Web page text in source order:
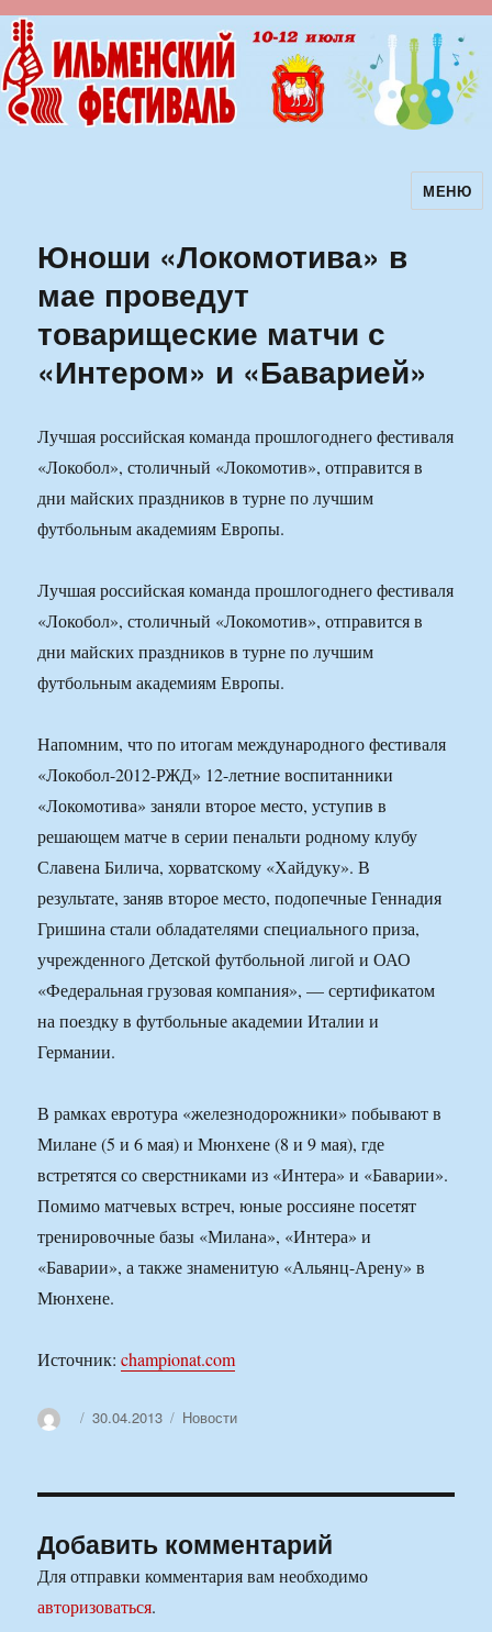
Ильменский фестиваль авторскойМЕНЮ
Юноши «Локомотива» в
мае проведут
товарищеские матчи с
«Интером» и «Баварией»
Лучшая российская команда прошлогоднего фестиваля
«Локобол», столичный «Локомотив», отправится в
дни майских праздников в турне по лучшим
футбольным академиям Европы.
Лучшая российская команда прошлогоднего фестиваля
«Локобол», столичный «Локомотив», отправится в
дни майских праздников в турне по лучшим
футбольным академиям Европы.
Напомним, что по итогам международного фестиваля
«Локобол-2012-РЖД» 12-летние воспитанники
«Локомотива» заняли второе место, уступив в
решающем матче в серии пенальти родному клубу
Славена Билича, хорватскому «Хайдуку». В
результате, заняв второе место, подопечные Геннадия
Гришина стали обладателями специального приза,
учрежденного Детской футбольной лигой и ОАО
«Федеральная грузовая компания», — сертификатом
на поездку в футбольные академии Италии и
Германии.
В рамках евротура «железнодорожники» побывают в
Милане (5 и 6 мая) и Мюнхене (8 и 9 мая), где
встретятся со сверстниками из «Интера» и «Баварии».
Помимо матчевых встреч, юные россияне посетят
тренировочные базы «Милана», «Интера» и
«Баварии», а также знаменитую «Альянц-Арену» в
Мюнхене.
Источник:championat.com
АвторОпубликовано
30.04.2013 Рубрики
Новости
Добавить комментарий
Для отправки комментария вам необходимо
авторизоваться.